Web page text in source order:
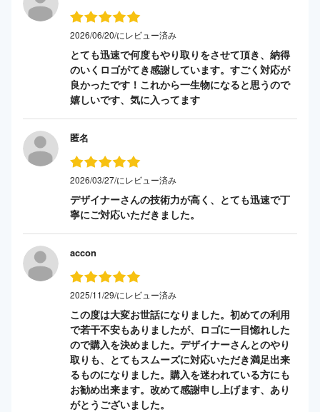
2026/06/20/にレビュー済み
とても迅速で何度もやり取りをさせて頂き、納得
のいくロゴがてき感謝しています。すごく対応が
良かったです！これから一生物になると思うので
嬉しいです、気に入ってます
匿名
2026/03/27/にレビュー済み
デザイナーさんの技術力が高く、とても迅速で丁
寧にご対応いただきました。
accon
2025/11/29/にレビュー済み
この度は大変お世話になりました。初めての利用
で若干不安もありましたが、ロゴに一目惚れした
ので購入を決めました。デザイナーさんとのやり
取りも、とてもスムーズに対応いただき満足出来
るものになりました。購入を迷われている方にも
お勧め出来ます。改めて感謝申し上げます、あり
がとうございました。